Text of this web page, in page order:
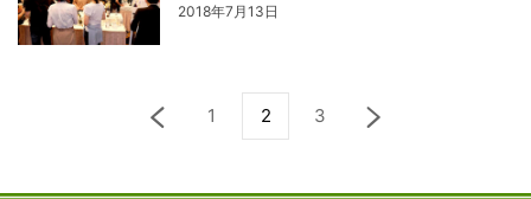
2018年7月13日
1 2 3